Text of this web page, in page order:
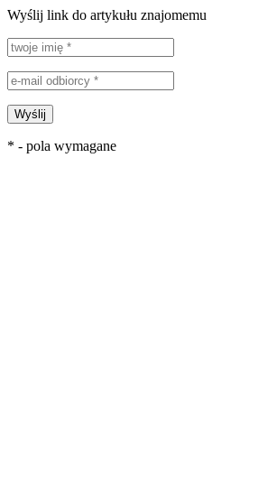
Wyślij link do artykułu znajomemu
Wyślij
* - pola wymagane